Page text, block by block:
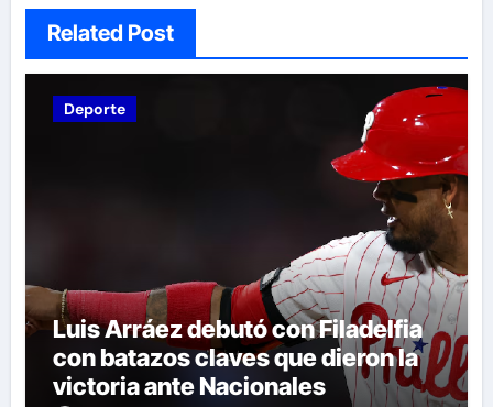
Related Post
Deporte
Luis Arráez debutó con Filadelfia
con batazos claves que dieron la
victoria ante Nacionales